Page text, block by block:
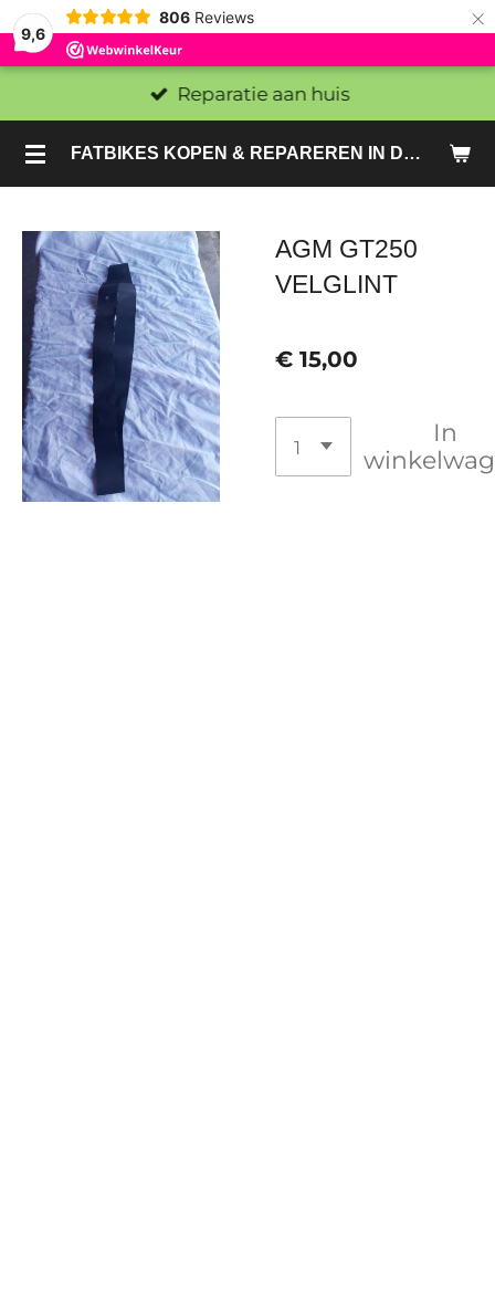
9,6
806 Reviews ×
FATBIKES KOPEN & REPAREREN IN DEN HAAG EN ZOETERMEER - SACHE BIKES
Reparatie aan huis
AGM GT250
VELGLINT
€ 15,00
In